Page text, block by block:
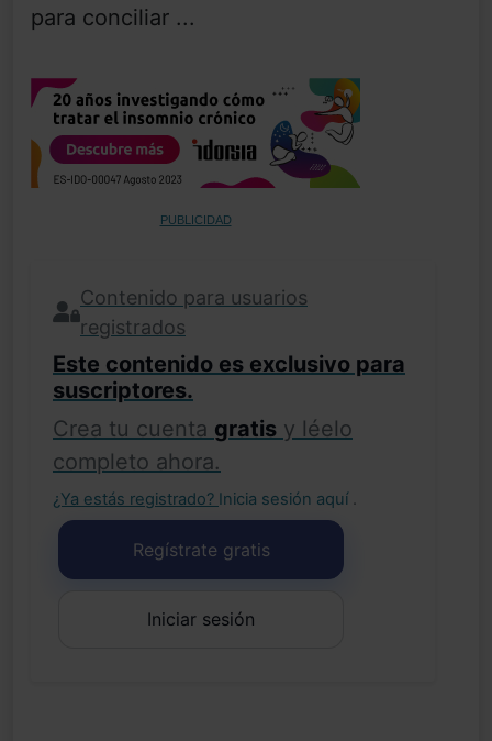
para conciliar ...
PUBLICIDAD
Contenido para usuarios
registrados
Este contenido es exclusivo para
suscriptores.
Crea tu cuenta gratis y léelo
completo ahora.
¿Ya estás registrado? Inicia sesión aquí .
Regístrate gratis
Iniciar sesión